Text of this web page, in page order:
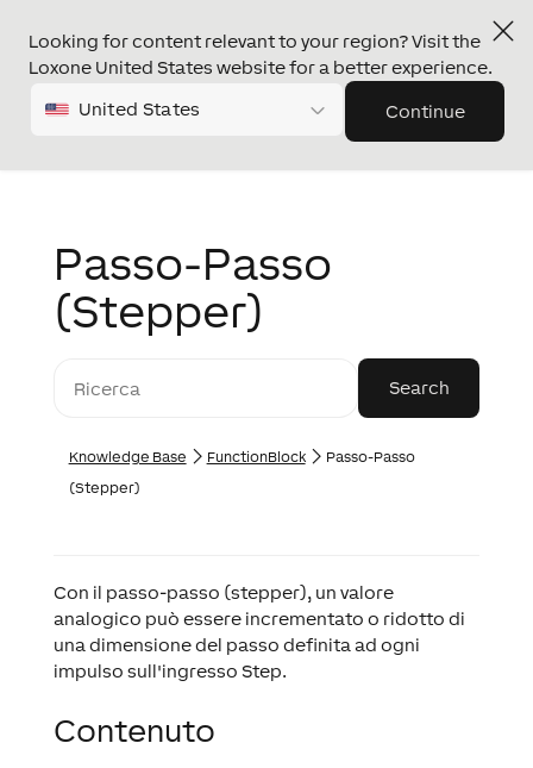
Looking for content relevant to your region? Visit the
Loxone United States website for a better experience.
United States Continue
Passo-Passo
(Stepper)
Knowledge Base FunctionBlock
Passo-Passo
(Stepper)
Con il passo-passo (stepper), un valore
analogico può essere incrementato o ridotto di
una dimensione del passo definita ad ogni
impulso sull'ingresso Step.
Contenuto